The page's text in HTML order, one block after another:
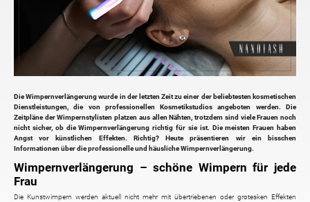
Die Wimpernverlängerung wurde in der letzten Zeit zu einer der beliebtesten kosmetischen
Dienstleistungen, die von professionellen Kosmetikstudios angeboten werden. Die
Zeitpläne der Wimpernstylisten platzen aus allen Nähten, trotzdem sind viele Frauen noch
nicht sicher, ob die Wimpernverlängerung richtig für sie ist. Die meisten Frauen haben
Angst vor künstlichen Effekten. Richtig? Heute präsentieren wir ein bisschen
Informationen über die professionelle und häusliche Wimpernverlängerung.
Wimpernverlängerung – schöne Wimpern für jede
Frau
Die Kunstwimpern werden aktuell nicht mehr mit übertriebenen oder grotesken Effekten